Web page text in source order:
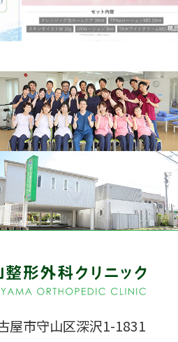
市守山区深沢1-1831